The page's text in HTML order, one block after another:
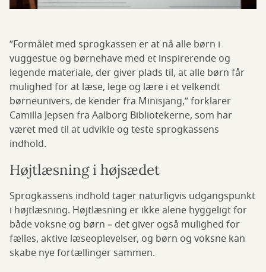
”Formålet med sprogkassen er at nå alle børn i
vuggestue og børnehave med et inspirerende og
legende materiale, der giver plads til, at alle børn får
mulighed for at læse, lege og lære i et velkendt
børneunivers, de kender fra Minisjang,” forklarer
Camilla Jepsen fra Aalborg Bibliotekerne, som har
været med til at udvikle og teste sprogkassens
indhold.
Højtlæsning i højsædet
Sprogkassens indhold tager naturligvis udgangspunkt
i højtlæsning. Højtlæsning er ikke alene hyggeligt for
både voksne og børn – det giver også mulighed for
fælles, aktive læseoplevelser, og børn og voksne kan
skabe nye fortællinger sammen.